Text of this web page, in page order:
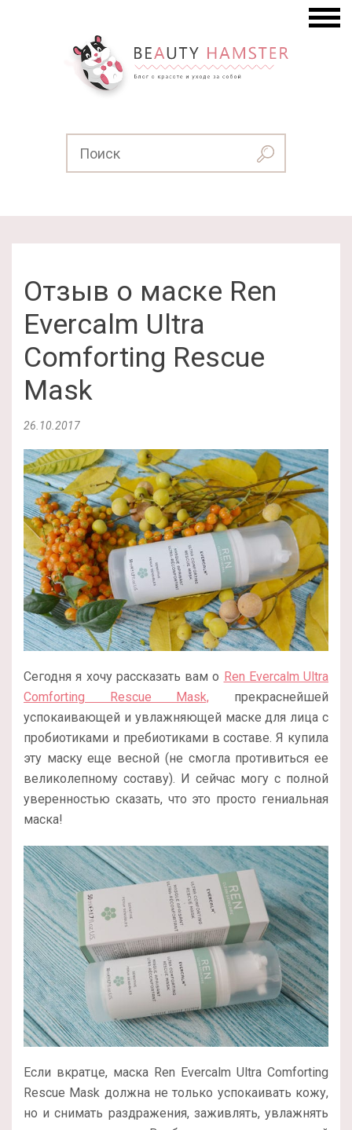
Отзыв о маске Ren
Evercalm Ultra
Comforting Rescue
Mask
26.10.2017
Сегодня я хочу рассказать вам о Ren Evercalm Ultra
Comforting Rescue Mask, прекраснейшей
успокаивающей и увлажняющей маске для лица с
пробиотиками и пребиотиками в составе. Я купила
эту маску еще весной (не смогла противиться ее
великолепному составу). И сейчас могу с полной
уверенностью сказать, что это просто гениальная
маска!
Если вкратце, маска Ren Evercalm Ultra Comforting
Rescue Mask должна не только успокаивать кожу,
но и снимать раздражения, заживлять, увлажнять